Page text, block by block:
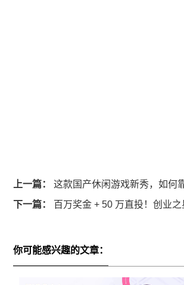
上一篇： 这款国产休闲游戏新秀，如何
下一篇： 百万奖金 + 50 万直投！创业
你可能感兴趣的文章：